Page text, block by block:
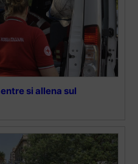
si allena sul